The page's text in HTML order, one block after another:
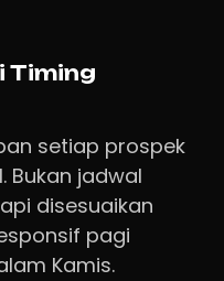
Timing
setiap prospek
Bukan jadwal
disesuaikan
pagi
Kamis.